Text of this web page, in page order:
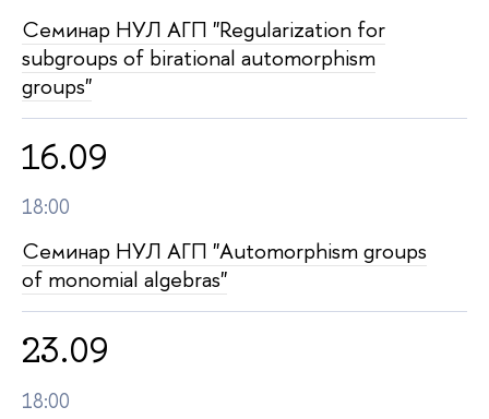
Семинар НУЛ АГП "Regularization for
subgroups of birational automorphism
groups"
16.09
18:00
Семинар НУЛ АГП "Automorphism groups
of monomial algebras"
23.09
18:00